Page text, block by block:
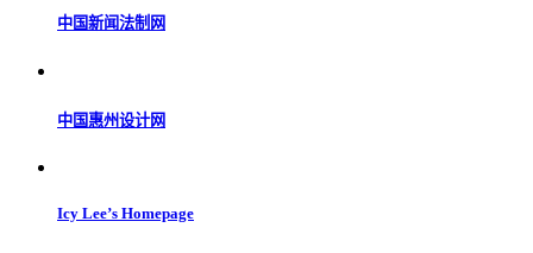
中国新闻法制网
中国惠州设计网
Icy Lee’s Homepage